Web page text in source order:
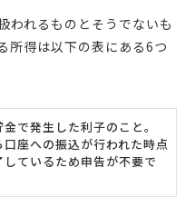
われるものとそうでないも
所得は以下の表にある6つ
で発生した利子のこと。
座への振込が行われた時点
しているため申告が不要で